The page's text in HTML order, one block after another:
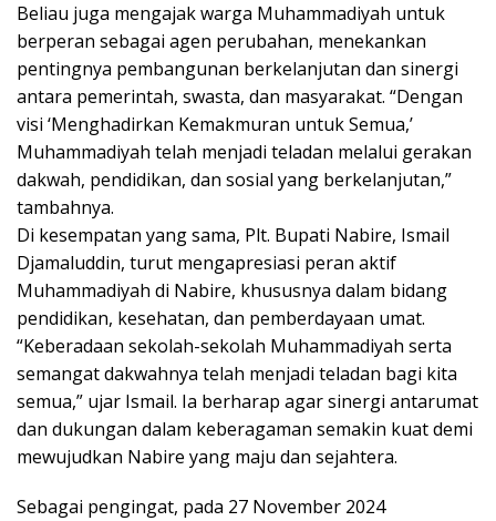
Beliau juga mengajak warga Muhammadiyah untuk
berperan sebagai agen perubahan, menekankan
pentingnya pembangunan berkelanjutan dan sinergi
antara pemerintah, swasta, dan masyarakat. “Dengan
visi ‘Menghadirkan Kemakmuran untuk Semua,’
Muhammadiyah telah menjadi teladan melalui gerakan
dakwah, pendidikan, dan sosial yang berkelanjutan,”
tambahnya.
Di kesempatan yang sama, Plt. Bupati Nabire, Ismail
Djamaluddin, turut mengapresiasi peran aktif
Muhammadiyah di Nabire, khususnya dalam bidang
pendidikan, kesehatan, dan pemberdayaan umat.
“Keberadaan sekolah-sekolah Muhammadiyah serta
semangat dakwahnya telah menjadi teladan bagi kita
semua,” ujar Ismail. Ia berharap agar sinergi antarumat
dan dukungan dalam keberagaman semakin kuat demi
mewujudkan Nabire yang maju dan sejahtera.
Sebagai pengingat, pada 27 November 2024